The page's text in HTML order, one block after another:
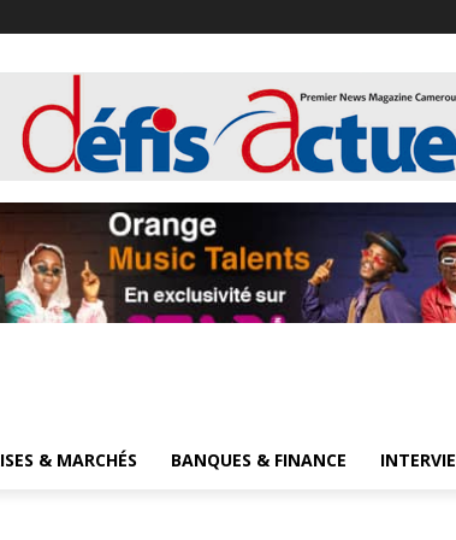
& MARCHÉS BANQUES & FINANCE